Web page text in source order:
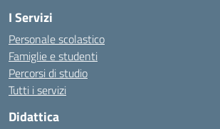
I Servizi
Personale scolastico
Famiglie e studenti
Percorsi di studio
Tutti i servizi
Didattica